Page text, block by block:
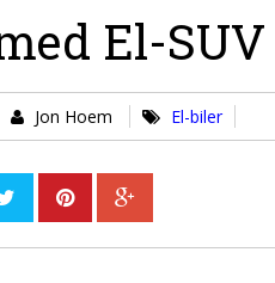
El-
Jon Hoem El-biler